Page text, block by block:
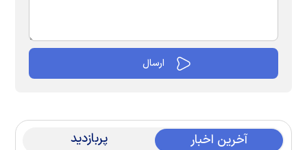
آخرین اخبار پربازدید